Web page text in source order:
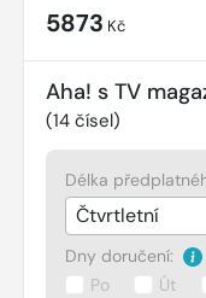
5873 Kč
Aha! s TV
(14 čísel)
Délka
Dny doručení:
Po
Út